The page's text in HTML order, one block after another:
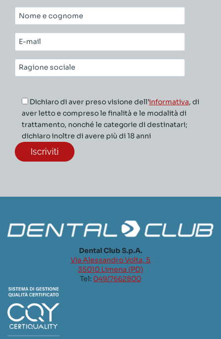
Nome
e
cognome*
E-
mail*
Ragione
sociale*
Dichiaro di aver preso visione dell’informativa, di
aver letto e compreso le finalità e le modalità di
trattamento, nonché le categorie di destinatari;
dichiaro inoltre di avere più di 18 anni
Dental Club S.p.A.
Via Alessandro Volta, 5
35010 Limena (PD)
Tel: 049/7662800